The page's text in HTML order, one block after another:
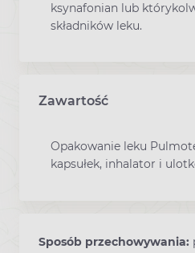
ksynafonian lub
składników leku.
Zawartość
Opakowanie leku
kapsułek, inhalator i
Sposób przechowywania: